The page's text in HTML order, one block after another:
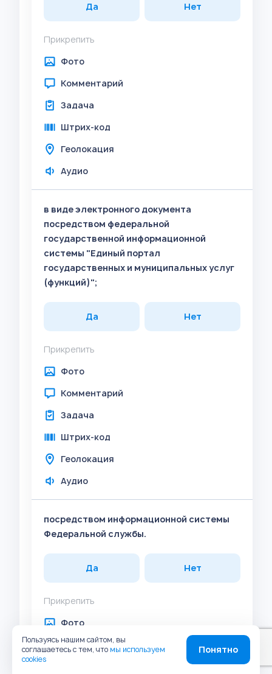
Да Нет
Прикрепить
Фото
Комментарий
Задача
Штрих-код
Геолокация
Аудио
в виде электронного документа
посредством федеральной
государственной информационной
системы "Единый портал
государственных и муниципальных услуг
(функций)";
Да Нет
Прикрепить
Фото
Комментарий
Задача
Штрих-код
Геолокация
Аудио
посредством информационной системы
Федеральной службы.
Да Нет
Прикрепить
Фото
Комментарий
Пользуясь нашим сайтом, вы
соглашаетесь с тем, что мы используем
cookies
Понятно